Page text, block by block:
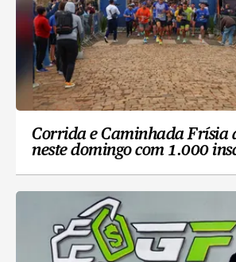
Corrida e Caminhada Frísia
neste domingo com 1.000